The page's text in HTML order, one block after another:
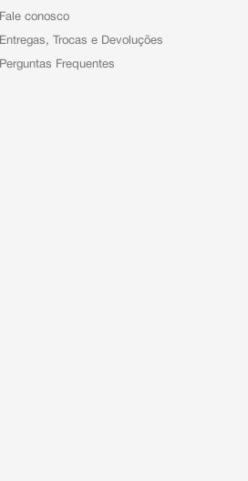
Fale conosco
Entregas, Trocas e Devoluções
Perguntas Frequentes